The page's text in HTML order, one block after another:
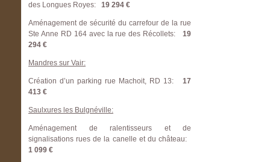
des Longues Royes: 19 294 €
Aménagement de sécurité du carrefour de la rue
Ste Anne RD 164 avec la rue des Récollets: 19
294 €
Mandres sur Vair:
Création d’un parking rue Machoit, RD 13:
17
413 €
Saulxures les Bulgnéville:
Aménagement de ralentisseurs et de
signalisations rues de la canelle et du château:
1 099 €